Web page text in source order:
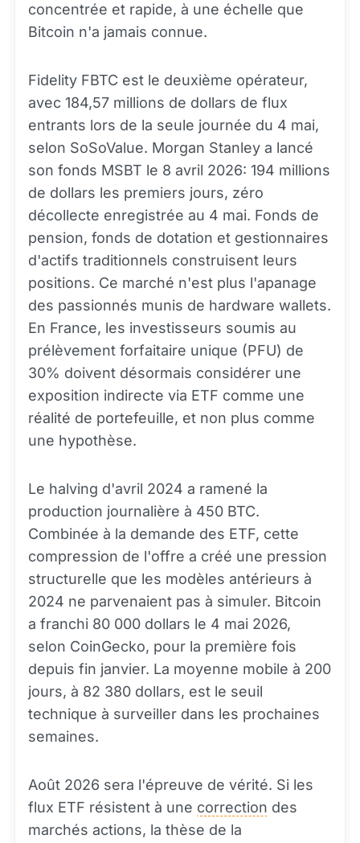
concentrée et rapide, à une échelle que
Bitcoin n'a jamais connue.
Fidelity FBTC est le deuxième opérateur,
avec 184,57 millions de dollars de flux
entrants lors de la seule journée du 4 mai,
selon SoSoValue. Morgan Stanley a lancé
son fonds MSBT le 8 avril 2026: 194 millions
de dollars les premiers jours, zéro
décollecte enregistrée au 4 mai. Fonds de
pension, fonds de dotation et gestionnaires
d'actifs traditionnels construisent leurs
positions. Ce marché n'est plus l'apanage
des passionnés munis de hardware wallets.
En France, les investisseurs soumis au
prélèvement forfaitaire unique (PFU) de
30% doivent désormais considérer une
exposition indirecte via ETF comme une
réalité de portefeuille, et non plus comme
une hypothèse.
Le halving d'avril 2024 a ramené la
production journalière à 450 BTC.
Combinée à la demande des ETF, cette
compression de l'offre a créé une pression
structurelle que les modèles antérieurs à
2024 ne parvenaient pas à simuler. Bitcoin
a franchi 80 000 dollars le 4 mai 2026,
selon CoinGecko, pour la première fois
depuis fin janvier. La moyenne mobile à 200
jours, à 82 380 dollars, est le seuil
technique à surveiller dans les prochaines
semaines.
Août 2026 sera l'épreuve de vérité. Si les
flux ETF résistent à une correction des
marchés actions, la thèse de la